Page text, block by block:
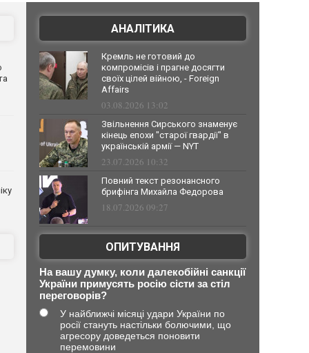
АНАЛІТИКА
Кремль не готовий до
компромісів і прагне досягти
своїх цілей війною, - Foreign
Affairs
03.08.2026 13:02
Звільнення Сирського знаменує
кінець епохи "старої гвардії" в
українській армії — NYT
23.07.2026 10:32
Повний текст резонансного
брифінга Михайла Федорова
18.07.2026 09:27
ОПИТУВАННЯ
На вашу думку, коли далекобійні санкції
України примусять росію сісти за стіл
переговорів?
У найближчі місяці удари України по
росії стануть настільки болючими, що
агресору доведеться поновити
перемовини